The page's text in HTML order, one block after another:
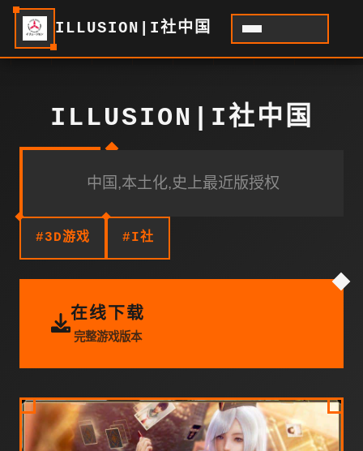
ILLUSION|I社中国
ILLUSION|I社中国
中国,本土化,史上最近版授权
#3D游戏 #I社
在线下载
完整游戏版本